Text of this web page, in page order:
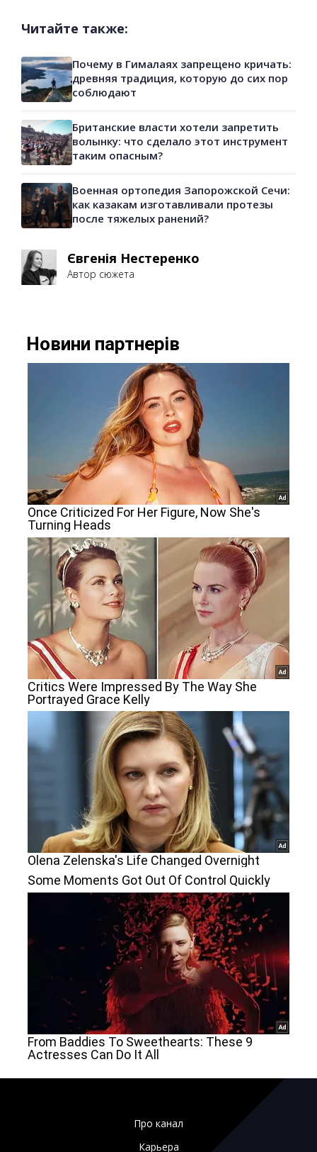
Читайте также:
Почему в Гималаях запрещено кричать:
древняя традиция, которую до сих пор
соблюдают
Британские власти хотели запретить
волынку: что сделало этот инструмент
таким опасным?
Военная ортопедия Запорожской Сечи:
как казакам изготавливали протезы
после тяжелых ранений?
Євгенія Нестеренко
Автор сюжета
Про канал
Карьера